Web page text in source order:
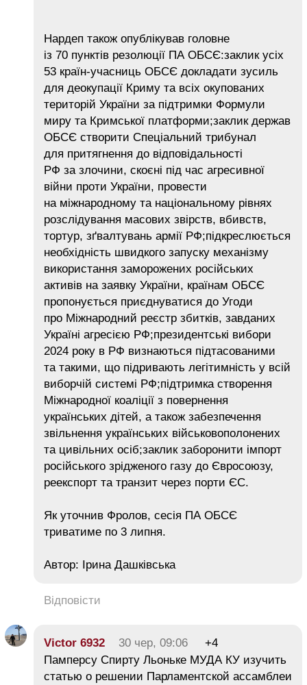
Нардеп також опублікував головне
із 70 пунктів резолюції ПА ОБСЄ:заклик усіх
53 країн-учасниць ОБСЄ докладати зусиль
для деокупації Криму та всіх окупованих
територій України за підтримки Формули
миру та Кримської платформи;заклик держав
ОБСЄ створити Спеціальний трибунал
для притягнення до відповідальності
РФ за злочини, скоєні під час агресивної
війни проти України, провести
на міжнародному та національному рівнях
розслідування масових звірств, вбивств,
тортур, зґвалтувань армії РФ;підкреслюється
необхідність швидкого запуску механізму
використання заморожених російських
активів на заявку України, країнам ОБСЄ
пропонується приєднуватися до Угоди
про Міжнародний реєстр збитків, завданих
Україні агресією РФ;президентські вибори
2024 року в РФ визнаються підтасованими
та такими, що підривають легітимність у всій
виборчій системі РФ;підтримка створення
Міжнародної коаліції з повернення
українських дітей, а також забезпечення
звільнення українських військовополонених
та цивільних осіб;заклик заборонити імпорт
російського зрідженого газу до Євросоюзу,
реекспорт та транзит через порти ЄС.
Як уточнив Фролов, сесія ПА ОБСЄ
триватиме по 3 липня.
Автор: Ірина Дашківська
Відповісти
Victor 6932 30 чер, 09:06
+4
Памперсу Спирту Льоньке МУДА КУ изучить
статью о решении Парламентской ассамблеи